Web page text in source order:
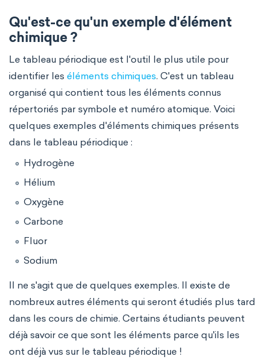
Qu'est-ce qu'un exemple d'élément
chimique ?
Le tableau périodique est l'outil le plus utile pour
identifier les éléments chimiques. C'est un tableau
organisé qui contient tous les éléments connus
répertoriés par symbole et numéro atomique. Voici
quelques exemples d'éléments chimiques présents
dans le tableau périodique :
Hydrogène
Hélium
Oxygène
Carbone
Fluor
Sodium
Il ne s'agit que de quelques exemples. Il existe de
nombreux autres éléments qui seront étudiés plus tard
dans les cours de chimie. Certains étudiants peuvent
déjà savoir ce que sont les éléments parce qu'ils les
ont déjà vus sur le tableau périodique !